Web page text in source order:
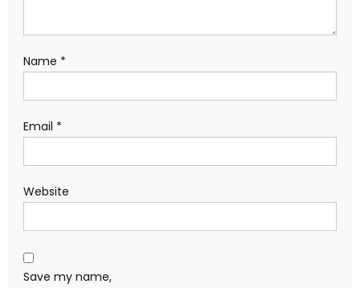
Name *
Email *
Website
Save my name,